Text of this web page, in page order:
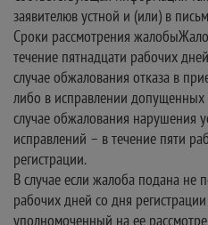
заявителюв устной и (или) в
Сроки рассмотрения
течение пятнадцати рабочих
случае обжалования отказа в
либо в исправлении
случае обжалования нарушения
исправлений – в течение пяти
регистрации.
В случае если жалоба подана не
рабочих дней со дня
уполномоченный на ее